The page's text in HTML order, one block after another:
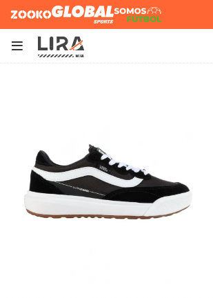
Zooko Global Sports
Somos
Futbol
